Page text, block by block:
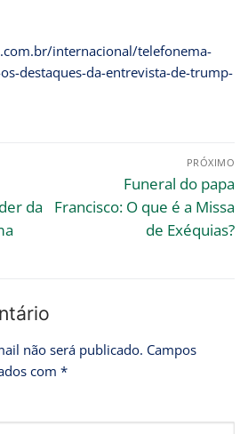
internacional/telefonema-
destaques-da-entrevista-de-trump-
da
PRÓXIMO
Funeral do papa
Francisco: O que é a Missa
de Exéquias?
não será publicado. Campos
com *